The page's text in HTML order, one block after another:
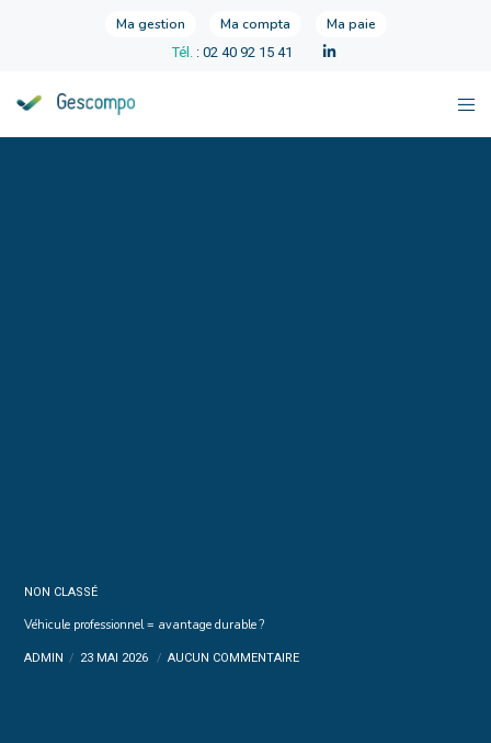
Ma gestion Ma compta Ma paie
Tél. : 02 40 92 15 41
NON CLASSÉ
Véhicule professionnel = avantage durable ?
ADMIN 23 MAI 2026 AUCUN COMMENTAIRE